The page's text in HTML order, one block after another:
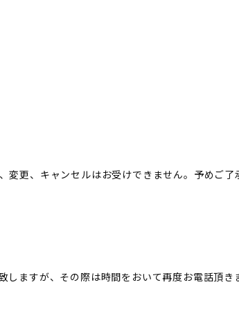
更、キャンセルはお受けできません。予めご了
ますが、その際は時間をおいて再度お電話頂き